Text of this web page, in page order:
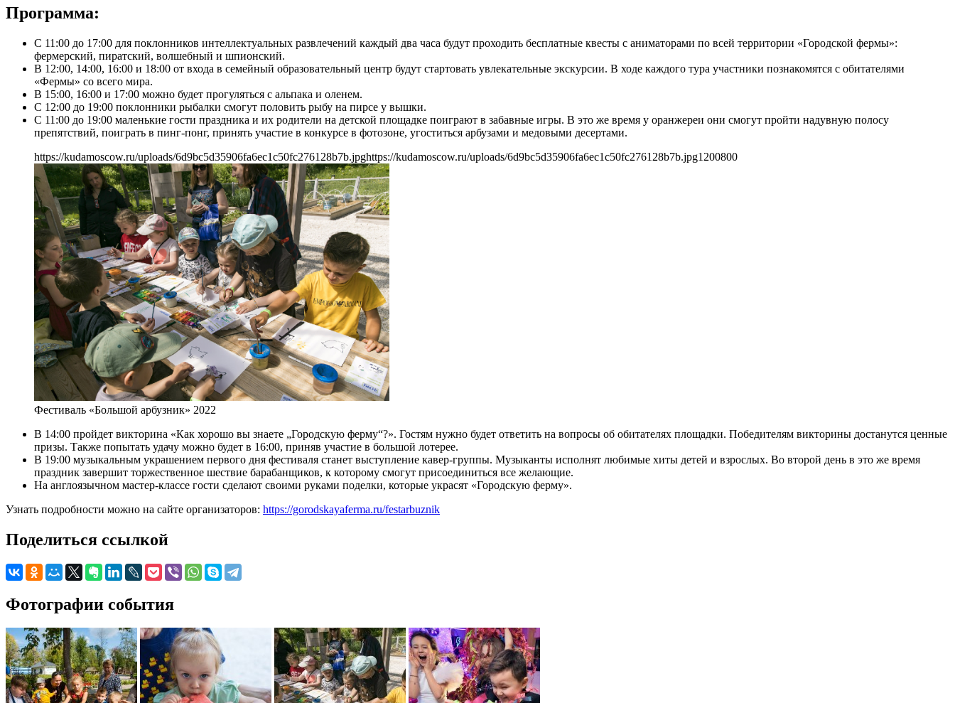
Программа:
С 11:00 до 17:00 для поклонников интеллектуальных развлечений каждый два часа будут проходить бесплатные квесты с аниматорами по всей территории «Городской фермы»:
фермерский, пиратский, волшебный и шпионский.
В 12:00, 14:00, 16:00 и 18:00 от входа в семейный образовательный центр будут стартовать увлекательные экскурсии. В ходе каждого тура участники познакомятся с обитателями
«Фермы» со всего мира.
В 15:00, 16:00 и 17:00 можно будет прогуляться с альпака и оленем.
С 12:00 до 19:00 поклонники рыбалки смогут половить рыбу на пирсе у вышки.
С 11:00 до 19:00 маленькие гости праздника и их родители на детской площадке поиграют в забавные игры. В это же время у оранжереи они смогут пройти надувную полосу
препятствий, поиграть в пинг-понг, принять участие в конкурсе в фотозоне, угоститься арбузами и медовыми десертами.
https://kudamoscow.ru/uploads/6d9bc5d35906fa6ec1c50fc276128b7b.jpghttps://kudamoscow.ru/uploads/6d9bc5d35906fa6ec1c50fc276128b7b.jpg1200800
Фестиваль «Большой арбузник» 2022
В 14:00 пройдет викторина «Как хорошо вы знаете „Городскую ферму“?». Гостям нужно будет ответить на вопросы об обитателях площадки. Победителям викторины достанутся ценные
призы. Также попытать удачу можно будет в 16:00, приняв участие в большой лотерее.
В 19:00 музыкальным украшением первого дня фестиваля станет выступление кавер-группы. Музыканты исполнят любимые хиты детей и взрослых. Во второй день в это же время
праздник завершит торжественное шествие барабанщиков, к которому смогут присоединиться все желающие.
На англоязычном мастер-классе гости сделают своими руками поделки, которые украсят «Городскую ферму».
Узнать подробности можно на сайте организаторов: https://gorodskayaferma.ru/festarbuznik
Поделиться ссылкой
Фотографии события